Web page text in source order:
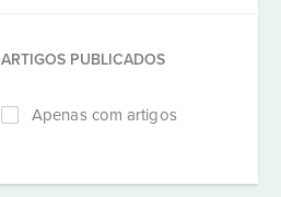
ARTIGOS PUBLICADOS
Apenas com artigos